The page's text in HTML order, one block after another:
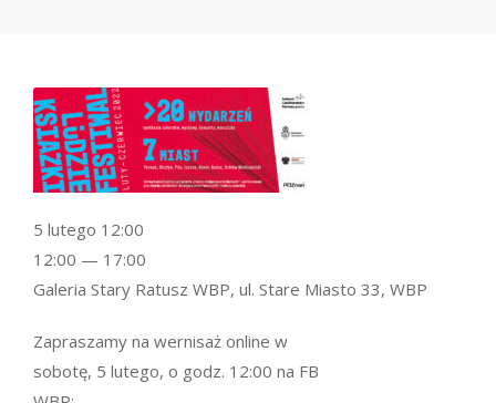
Zapraszamy na wernisaż online w
sobotę, 5 lutego, o godz. 12:00 na FB
5 lutego 12:00
12:00 — 17:00
Galeria Stary Ratusz WBP, ul. Stare Miasto 33, WBP